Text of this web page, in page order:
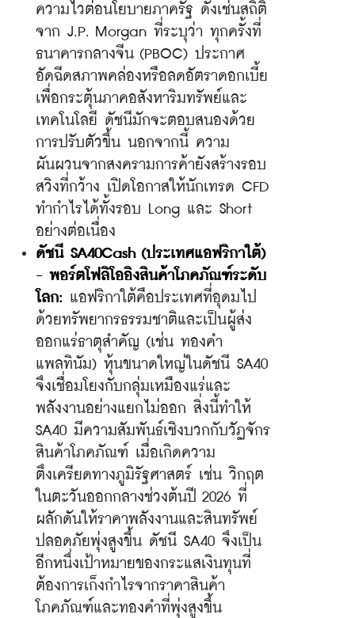
ความไวต่อนโยบายภาครัฐ ดังเช่นสถิติ
จาก J.P. Morgan ที่ระบุว่า ทุกครั้งที่
ธนาคารกลางจีน (PBOC) ประกาศ
อัดฉีดสภาพคล่องหรือลดอัตราดอกเบี้ย
เพื่อกระตุ้นภาคอสังหาริมทรัพย์และ
เทคโนโลยี ดัชนีมักจะตอบสนองด้วย
การปรับตัวขึ้น นอกจากนี้ ความ
ผันผวนจากสงครามการค้ายังสร้างรอบ
สวิงที่กว้าง เปิดโอกาสให้นักเทรด CFD
ทำกำไรได้ทั้งรอบ Long และ Short
อย่างต่อเนื่อง
​ดัชนี SA40Cash (ประเทศแอฟริกาใต้)
- พอร์ตโฟลิโออิงสินค้าโภคภัณฑ์ระดับ
โลก: แอฟริกาใต้คือประเทศที่อุดมไป
ด้วยทรัพยากรธรรมชาติและเป็นผู้ส่ง
ออกแร่ธาตุสำคัญ (เช่น ทองคำ
แพลทินัม) หุ้นขนาดใหญ่ในดัชนี SA40
จึงเชื่อมโยงกับกลุ่มเหมืองแร่และ
พลังงานอย่างแยกไม่ออก สิ่งนี้ทำให้
SA40 มีความสัมพันธ์เชิงบวกกับวัฏจักร
สินค้าโภคภัณฑ์ เมื่อเกิดความ
ตึงเครียดทางภูมิรัฐศาสตร์ เช่น วิกฤต
ในตะวันออกกลางช่วงต้นปี 2026 ที่
ผลักดันให้ราคาพลังงานและสินทรัพย์
ปลอดภัยพุ่งสูงขึ้น ดัชนี SA40 จึงเป็น
อีกหนึ่งเป้าหมายของกระแสเงินทุนที่
ต้องการเก็งกำไรจากราคาสินค้า
โภคภัณฑ์และทองคำที่พุ่งสูงขึ้น